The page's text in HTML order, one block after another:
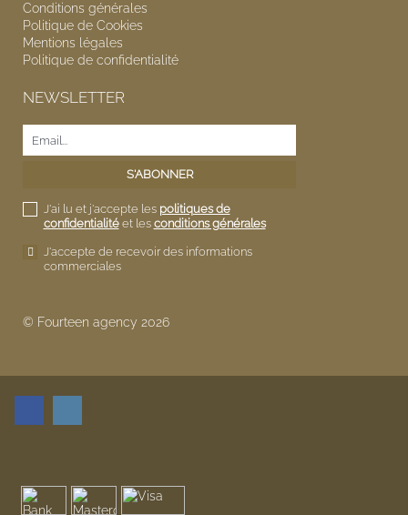
Conditions générales
Politique de Cookies
Mentions légales
Politique de confidentialité
NEWSLETTER
J'ai lu et j'accepte les politiques de
confidentialitéet les conditions générales
J'accepte de recevoir des informations
commerciales
© Fourteen agency 2026